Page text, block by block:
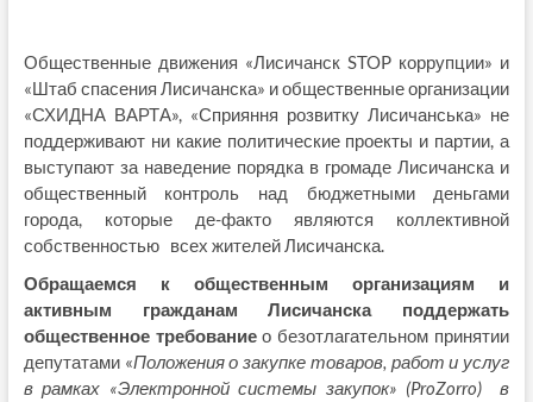
Общественные движения «Лисичанск STOP коррупции» и
«Штаб спасения Лисичанска» и общественные организации
«СХИДНА ВАРТА», «Сприяння розвитку Лисичанська» не
поддерживают ни какие политические проекты и партии, а
выступают за наведение порядка в громаде Лисичанска и
общественный контроль над бюджетными деньгами
города, которые де-факто являются коллективной
собственностью всех жителей Лисичанска.
Обращаемся к общественным организациям и
активным гражданам Лисичанска поддержать
общественное требованиео безотлагательном принятии
депутатами «Положения о закупке товаров, работ и услуг
в рамках «Электронной системы закупок» (ProZorro) в